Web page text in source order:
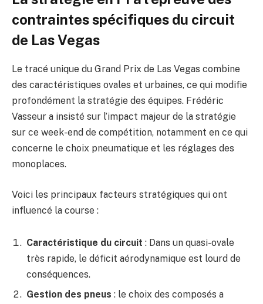
contraintes spécifiques du circuit
de Las Vegas
Le tracé unique du Grand Prix de Las Vegas combine
des caractéristiques ovales et urbaines, ce qui modifie
profondément la stratégie des équipes. Frédéric
Vasseur a insisté sur l’impact majeur de la stratégie
sur ce week-end de compétition, notamment en ce qui
concerne le choix pneumatique et les réglages des
monoplaces.
Voici les principaux facteurs stratégiques qui ont
influencé la course :
Caractéristique du circuit : Dans un quasi-ovale
très rapide, le déficit aérodynamique est lourd de
conséquences.
Gestion des pneus : le choix des composés a